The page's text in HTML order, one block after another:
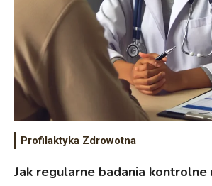
Profilaktyka Zdrowotna
Jak regularne badania kontrolne